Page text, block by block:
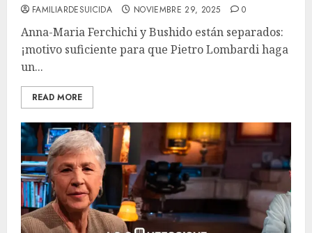
FAMILIARDESUICIDA NOVIEMBRE 29, 2025 0
Anna-Maria Ferchichi y Bushido están separados:
¡motivo suficiente para que Pietro Lombardi haga
un...
READ MORE